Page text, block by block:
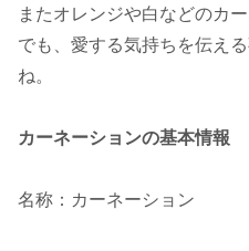
またオレンジや白などのカ
でも、愛する気持ちを伝え
ね。
カーネーションの基本情報
名称：カーネーション